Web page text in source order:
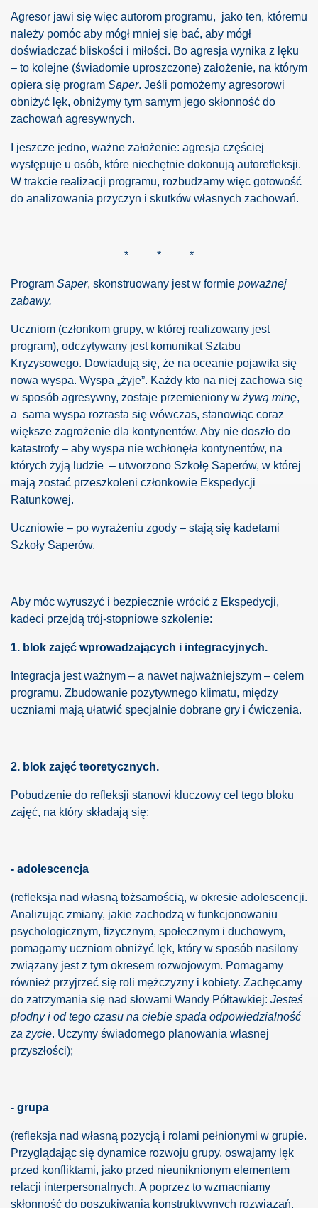
Agresor jawi się więc autorom programu, jako ten, któremu
należy pomóc aby mógł mniej się bać, aby mógł
doświadczać bliskości i miłości. Bo agresja wynika z lęku
– to kolejne (świadomie uproszczone) założenie, na którym
opiera się program Saper. Jeśli pomożemy agresorowi
obniżyć lęk, obniżymy tym samym jego skłonność do
zachowań agresywnych.
I jeszcze jedno, ważne założenie: agresja częściej
występuje u osób, które niechętnie dokonują autorefleksji.
W trakcie realizacji programu, rozbudzamy więc gotowość
do analizowania przyczyn i skutków własnych zachowań.
* * *
Program Saper, skonstruowany jest w formie poważnej
zabawy.
Uczniom (członkom grupy, w której realizowany jest
program), odczytywany jest komunikat Sztabu
Kryzysowego. Dowiadują się, że na oceanie pojawiła się
nowa wyspa. Wyspa „żyje”. Każdy kto na niej zachowa się
w sposób agresywny, zostaje przemieniony w żywą minę,
a sama wyspa rozrasta się wówczas, stanowiąc coraz
większe zagrożenie dla kontynentów. Aby nie doszło do
katastrofy – aby wyspa nie wchłonęła kontynentów, na
których żyją ludzie – utworzono Szkołę Saperów, w której
mają zostać przeszkoleni członkowie Ekspedycji
Ratunkowej.
Uczniowie – po wyrażeniu zgody – stają się kadetami
Szkoły Saperów.
Aby móc wyruszyć i bezpiecznie wrócić z Ekspedycji,
kadeci przejdą trój-stopniowe szkolenie:
1. blok zajęć wprowadzających i integracyjnych.
Integracja jest ważnym – a nawet najważniejszym – celem
programu. Zbudowanie pozytywnego klimatu, między
uczniami mają ułatwić specjalnie dobrane gry i ćwiczenia.
2. blok zajęć teoretycznych.
Pobudzenie do refleksji stanowi kluczowy cel tego bloku
zajęć, na który składają się:
- adolescencja
(refleksja nad własną tożsamością, w okresie adolescencji.
Analizując zmiany, jakie zachodzą w funkcjonowaniu
psychologicznym, fizycznym, społecznym i duchowym,
pomagamy uczniom obniżyć lęk, który w sposób nasilony
związany jest z tym okresem rozwojowym. Pomagamy
również przyjrzeć się roli mężczyzny i kobiety. Zachęcamy
do zatrzymania się nad słowami Wandy Półtawkiej: Jesteś
płodny i od tego czasu na ciebie spada odpowiedzialność
za życie. Uczymy świadomego planowania własnej
przyszłości);
- grupa
(refleksja nad własną pozycją i rolami pełnionymi w grupie.
Przyglądając się dynamice rozwoju grupy, oswajamy lęk
przed konfliktami, jako przed nieuniknionym elementem
relacji interpersonalnych. A poprzez to wzmacniamy
skłonność do poszukiwania konstruktywnych rozwiązań.
kobiet - tekst